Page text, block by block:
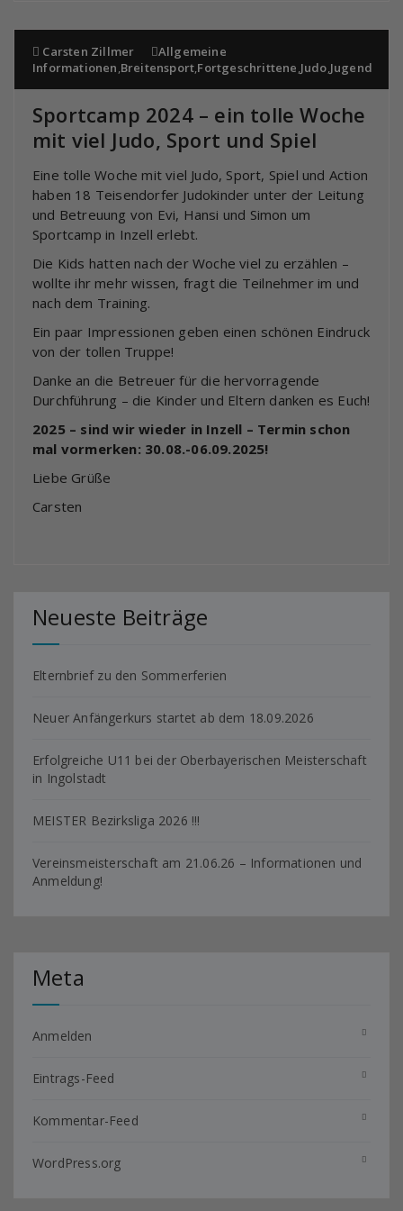
Carsten Zillmer
Allgemeine
Informationen,Breitensport,Fortgeschrittene,Judo,Jugend
Sportcamp 2024 – ein tolle Woche
mit viel Judo, Sport und Spiel
Eine tolle Woche mit viel Judo, Sport, Spiel und Action
haben 18 Teisendorfer Judokinder unter der Leitung
und Betreuung von Evi, Hansi und Simon um
Sportcamp in Inzell erlebt.
Die Kids hatten nach der Woche viel zu erzählen –
wollte ihr mehr wissen, fragt die Teilnehmer im und
nach dem Training.
Ein paar Impressionen geben einen schönen Eindruck
von der tollen Truppe!
Danke an die Betreuer für die hervorragende
Durchführung – die Kinder und Eltern danken es Euch!
2025 – sind wir wieder in Inzell – Termin schon
mal vormerken: 30.08.-06.09.2025!
Liebe Grüße
Carsten
Neueste Beiträge
Elternbrief zu den Sommerferien
Neuer Anfängerkurs startet ab dem 18.09.2026
Erfolgreiche U11 bei der Oberbayerischen Meisterschaft
in Ingolstadt
MEISTER Bezirksliga 2026 !!!
Vereinsmeisterschaft am 21.06.26 – Informationen und
Anmeldung!
Meta
Anmelden
Eintrags-Feed
Kommentar-Feed
WordPress.org